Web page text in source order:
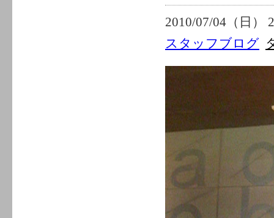
2010/07/04（日）
スタッフブログ